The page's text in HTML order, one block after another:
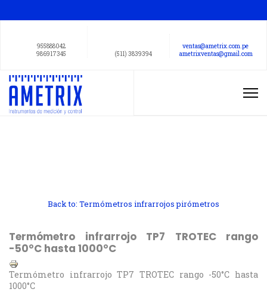
955888042
986917345
(511) 3839394
ventas@ametrix.com.pe
ametrixventas@gmail.com
Back to: Termómetros infrarrojos pirómetros
Termómetro infrarrojo TP7 TROTEC rango
-50°C hasta 1000°C
Termómetro infrarrojo TP7 TROTEC rango -50°C hasta
1000°C